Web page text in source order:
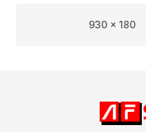
930 x 180